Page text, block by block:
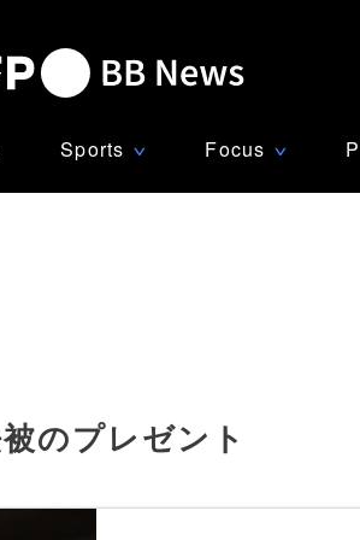
Sports ∨ Focus ∨
のプレゼント